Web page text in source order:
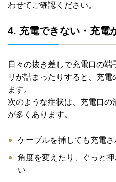
わせてご確認ください。
4. 充電できない・充電
日々の抜き差しで充電口の
リが詰まったりすると、充
ます。
次のような症状は、充電口
が多くあります。
ケーブルを挿しても充電
角度を変えたり、ぐっと
い